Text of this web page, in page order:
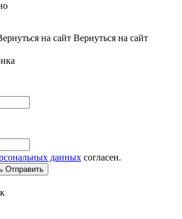
на сайт Вернуться на сайт
данных согласен.
Отправить